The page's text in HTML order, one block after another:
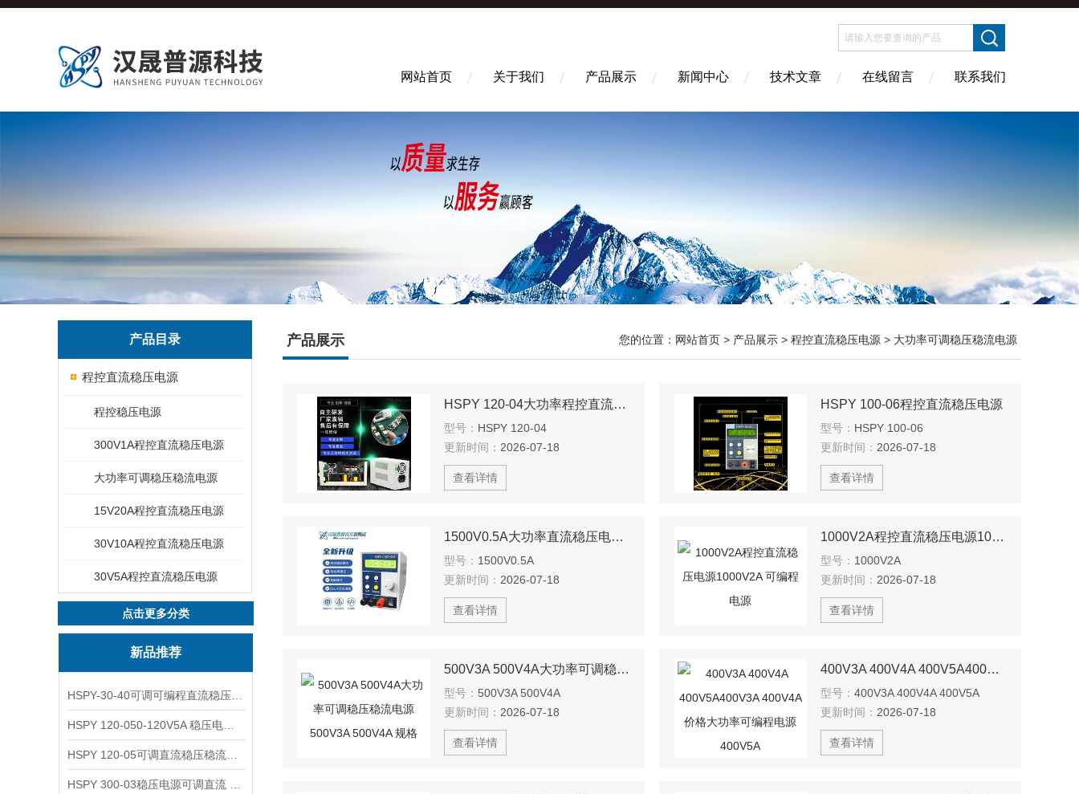
网站首页 关于我们 产品展示 新闻中心 技术文章 在线留言 联系我们
产品目录
程控直流稳压电源
程控稳压电源
300V1A程控直流稳压电源
大功率可调稳压稳流电源
15V20A程控直流稳压电源
30V10A程控直流稳压电源
30V5A程控直流稳压电源
点击更多分类
新品推荐
产品展示 您的位置： 网站首页 > 产品展示 > 程控直流稳压电源 > 大功率可调稳压稳流电源
HSPY 120-04大功率程控直流稳压电源
型号： HSPY 120-04
更新时间： 2026-07-18
查看详情
HSPY 100-06程控直流稳压电源
型号： HSPY 100-06
更新时间： 2026-07-18
查看详情
1500V0.5A大功率直流稳压电源1500V0.5A
型号： 1500V0.5A
更新时间： 2026-07-18
查看详情
1000V2A程控直流稳压电源1000V2A 可编程电源
型号： 1000V2A
更新时间： 2026-07-18
查看详情
500V3A 500V4A大功率可调稳压稳流电源500V3A 500V4A 规格
型号： 500V3A 500V4A
更新时间： 2026-07-18
查看详情
400V3A 400V4A 400V5A400V3A 400V4A 价格大功率可编程电源400V5A
型号： 400V3A 400V4A 400V5A
更新时间： 2026-07-18
查看详情